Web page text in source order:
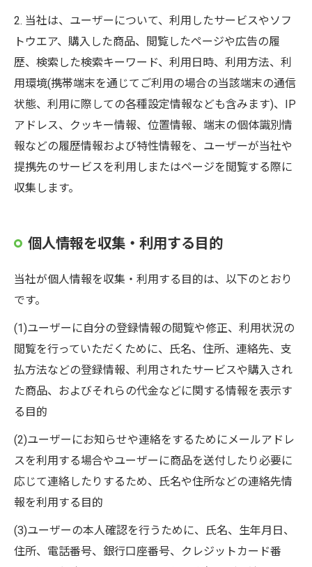
2. 当社は、ユーザーについて、利用したサービスやソフ
トウエア、購入した商品、閲覧したページや広告の履
歴、検索した検索キーワード、利用日時、利用方法、利
用環境(携帯端末を通じてご利用の場合の当該端末の通信
状態、利用に際しての各種設定情報なども含みます)、IP
アドレス、クッキー情報、位置情報、端末の個体識別情
報などの履歴情報および特性情報を、ユーザーが当社や
提携先のサービスを利用しまたはページを閲覧する際に
収集します。
個人情報を収集・利用する目的
当社が個人情報を収集・利用する目的は、以下のとおり
です。
(1)ユーザーに自分の登録情報の閲覧や修正、利用状況の
閲覧を行っていただくために、氏名、住所、連絡先、支
払方法などの登録情報、利用されたサービスや購入され
た商品、およびそれらの代金などに関する情報を表示す
る目的
(2)ユーザーにお知らせや連絡をするためにメールアドレ
スを利用する場合やユーザーに商品を送付したり必要に
応じて連絡したりするため、氏名や住所などの連絡先情
報を利用する目的
(3)ユーザーの本人確認を行うために、氏名、生年月日、
住所、電話番号、銀行口座番号、クレジットカード番